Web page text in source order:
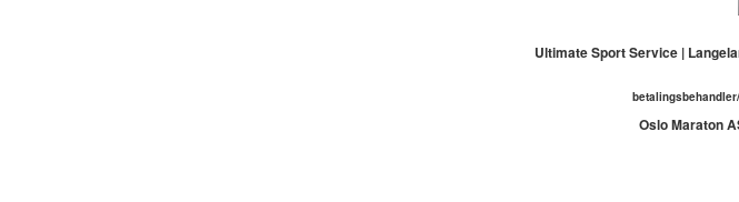
Ultimate Sport Service |
Oslo Maraton